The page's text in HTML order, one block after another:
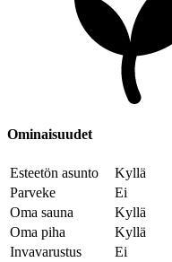
Ominaisuudet
Esteetön asunto
Kyllä
Parveke
Ei
Oma sauna
Kyllä
Oma piha
Kyllä
Invavarustus
Ei